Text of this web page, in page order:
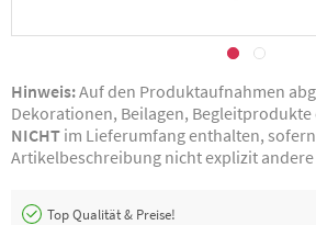
Hinweis:Auf den Produktaufnahmen
Dekorationen, Beilagen,
NICHT im Lieferumfang enthalten,
Artikelbeschreibung nicht explizit
Top Qualität & Preise!